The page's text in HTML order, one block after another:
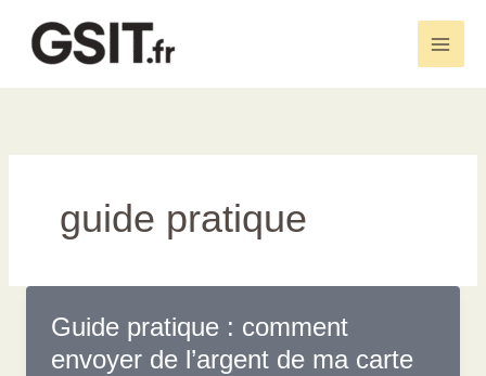
contenu
Main
guide pratique
Guide pratique : comment
envoyer de l’argent de ma carte